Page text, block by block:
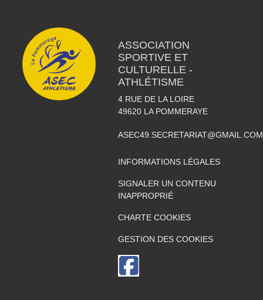
ASSOCIATION
SPORTIVE ET
CULTURELLE -
ATHLÉTISME
4 RUE DE LA LOIRE
49620 LA POMMERAYE
ASEC49.SECRETARIAT@GMAIL.COM
INFORMATIONS LÉGALES
SIGNALER UN CONTENU
INAPPROPRIÉ
CHARTE COOKIES
GESTION DES COOKIES